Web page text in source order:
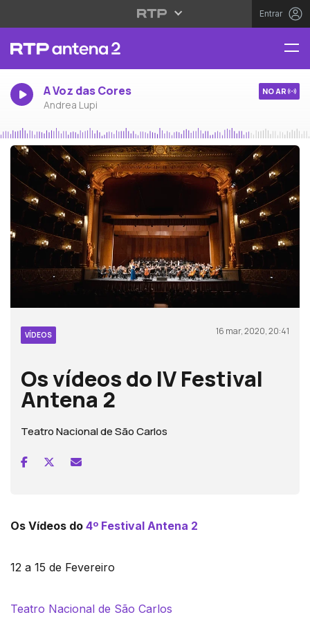
Entrar
A Voz das Cores
Andrea Lupi
NO AR
VÍDEOS 16 mar, 2020, 20:41
Os vídeos do IV Festival
Antena 2
Teatro Nacional de São Carlos
Os Vídeos do 4º Festival Antena 2
12 a 15 de Fevereiro
Teatro Nacional de São Carlos